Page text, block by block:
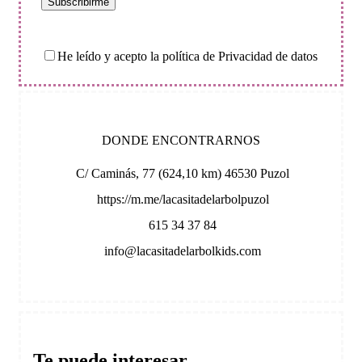
He leído y acepto la política de Privacidad de datos
DONDE ENCONTRARNOS
C/ Caminás, 77 (624,10 km) 46530 Puzol
https://m.me/lacasitadelarbolpuzol
615 34 37 84
info@lacasitadelarbolkids.com